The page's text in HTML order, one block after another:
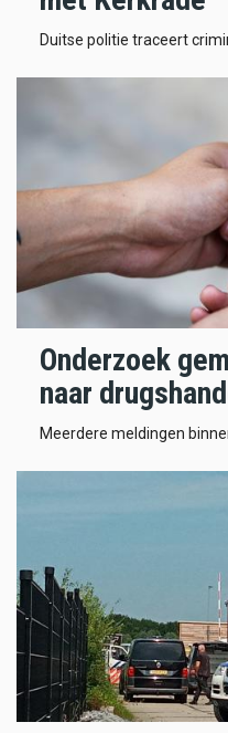
Duitse politie traceert
Onderzoek
naar
Meerdere meldingen